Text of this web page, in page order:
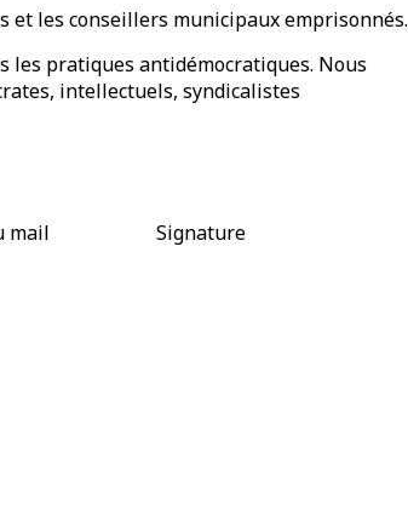
et les conseillers municipaux emprisonnés.
les pratiques antidémocratiques. Nous
intellectuels, syndicalistes
mail Signature